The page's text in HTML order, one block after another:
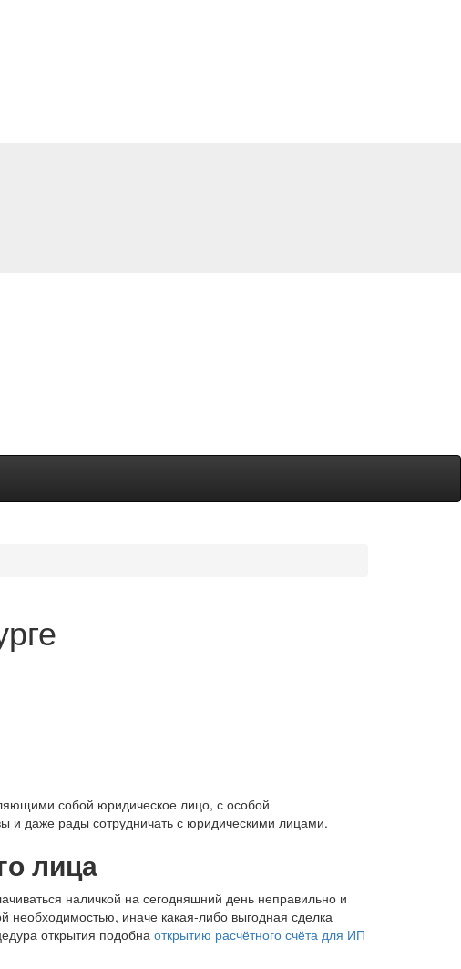
собой юридическое лицо, с особой
и даже рады сотрудничать с юридическими лицами.
лица
наличкой на сегодняшний день неправильно и
необходимостью, иначе какая-либо выгодная сделка
открытия подобна открытию расчётного счёта для ИП